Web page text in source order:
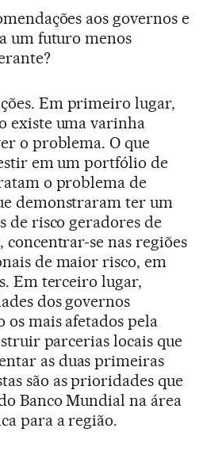
aos governos e
um futuro menos
Em primeiro lugar,
existe uma varinha
o problema. O que
em um portfólio de
o problema de
demonstraram ter um
de risco geradores de
concentrar-se nas regiões
de maior risco, em
Em terceiro lugar,
dos governos
os mais afetados pela
parcerias locais que
as duas primeiras
são as prioridades que
Banco Mundial na área
para a região.